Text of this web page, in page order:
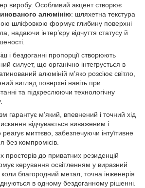
виробу. Особливий акцент створює
алюмінію: шляхетна текстура
шліфовкою формує глибину поверхні
надаючи інтер’єру відчуття статусу й
і бездоганні пропорції створюють
силует, що органічно інтегрується в
алюміній м’яко розсіює світло,
вигляд поверхні навіть при
та підкреслюючи технологічну
гарантує м’який, впевнений і точний хід
відчувається виваженим і
миттєво, забезпечуючи інтуїтивне
без компромісів.
просторів до приватних резиденцій
керування освітленням у виразний
благородний метал, точна інженерія
в одному бездоганному рішенні.